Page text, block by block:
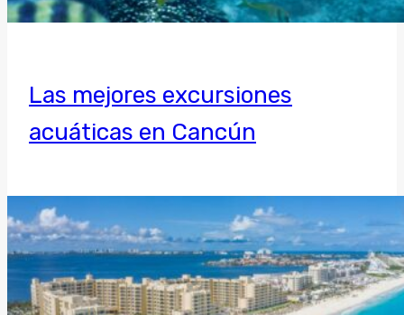
Las mejores excursiones
acuáticas en Cancún